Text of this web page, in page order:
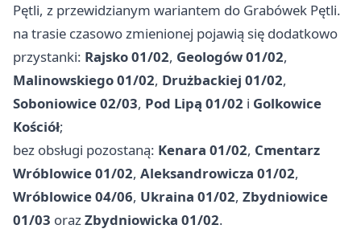
Pętli, z przewidzianym wariantem do Grabówek Pętli.
na trasie czasowo zmienionej pojawią się dodatkowo
przystanki: Rajsko 01/02, Geologów 01/02,
Malinowskiego 01/02, Drużbackiej 01/02,
Soboniowice 02/03, Pod Lipą 01/02 i Golkowice
Kościół;
bez obsługi pozostaną: Kenara 01/02, Cmentarz
Wróblowice 01/02, Aleksandrowicza 01/02,
Wróblowice 04/06, Ukraina 01/02, Zbydniowice
01/03 orazZbydniowicka 01/02.